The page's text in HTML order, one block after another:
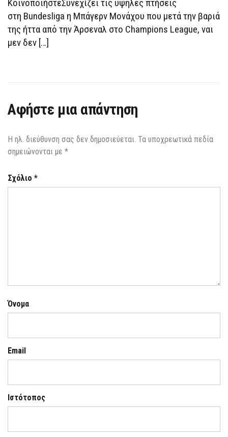
ΝΤΌΡΤΜΟΥΝΤ
ΑΠΌ
ΛΕΒΕΡΚΟΎΖΕΝ!
ΚοινοποιήστεΣυνεχίζει τις υψηλές πτήσεις
στη Bundesliga η Μπάγερν Μονάχου που μετά την βαριά
της ήττα από την Άρσεναλ στο Champions League, ναι
μεν δεν […]
Αφήστε μια απάντηση
Η ηλ. διεύθυνση σας δεν δημοσιεύεται. Τα υποχρεωτικά πεδία
σημειώνονται με *
Σχόλιο *
Όνομα
Email
Ιστότοπος